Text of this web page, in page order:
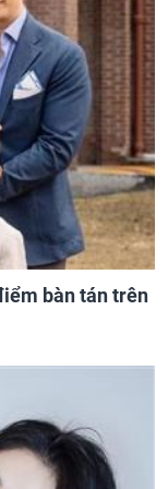
bàn tán trên